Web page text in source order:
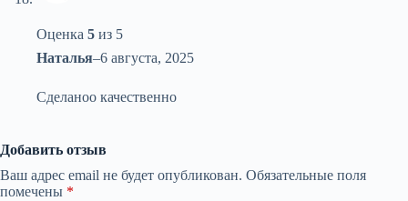
Оценка 5 из 5
Наталья–6 августа, 2025
Сделаноо качественно
Добавить отзыв
Ваш адрес email не будет опубликован. Обязательные поля
помечены *